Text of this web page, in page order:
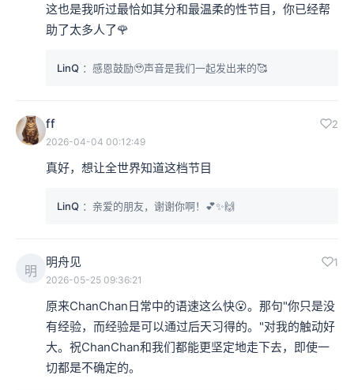
这也是我听过最恰如其分和最温柔的性节目，你已经帮
助了太多人了🌹
LinQ ：感恩鼓励🥹声音是我们一起发出来的🥰
ff 2
2026-04-04 00:12:49
真好，想让全世界知道这档节目
LinQ ：亲爱的朋友，谢谢你啊！💕✨🙌
明
明舟见 1
2026-05-25 09:36:21
原来ChanChan日常中的语速这么快😮。那句"你只是没
有经验，而经验是可以通过后天习得的。"对我的触动好
大。祝ChanChan和我们都能更坚定地走下去，即使一
切都是不确定的。